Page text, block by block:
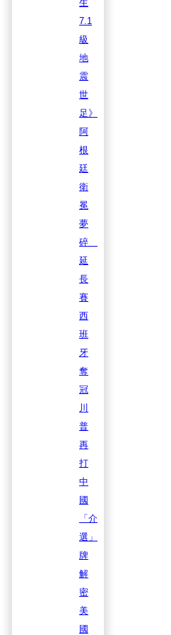
生
7.1
級
地
震
世
足》
阿
根
廷
衛
冕
夢
碎
延
長
賽
西
班
牙
奪
冠
川
普
再
打
中
國
「介
選」
牌
解
密
美
國